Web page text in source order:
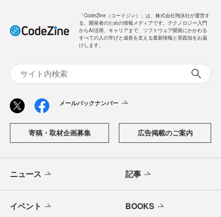
「CodeZine（コードジン）」は、株式会社翔泳社が運営す
る、開発者のための情報メディアです。テクノロジー入門
からAI活用、キャリアまで、ソフトウェア開発にかかわる
すべての人の学びと成長を支える最新情報と実践知をお届
けします。
メールバックナンバー
寄稿・取材企画募集 広告掲載のご案内
ニュース 記事
イベント BOOKS